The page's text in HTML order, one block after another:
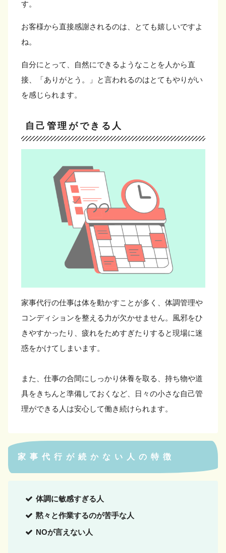
す。
お客様から直接感謝されるのは、とても嬉しいですよ
ね。
自分にとって、自然にできるようなことを人から直
接、「ありがとう。」と言われるのはとてもやりがい
を感じられます。
自己管理ができる人
家事代行の仕事は体を動かすことが多く、体調管理や
コンディションを整える力が欠かせません。風邪をひ
きやすかったり、疲れをためすぎたりすると現場に迷
惑をかけてしまいます。
また、仕事の合間にしっかり休養を取る、持ち物や道
具をきちんと準備しておくなど、日々の小さな自己管
理ができる人は安心して働き続けられます。
家事代行が続かない人の特徴
体調に敏感すぎる人
黙々と作業するのが苦手な人
NOが言えない人